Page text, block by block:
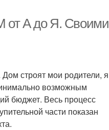
от А до Я. Своими
Дом строят мои родители, я
возможным
бюджет. Весь процесс
части показан